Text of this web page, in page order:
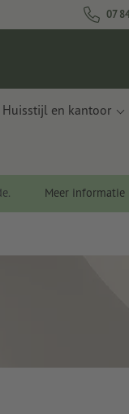
07
Huisstijl en kantoor
Meer informatie